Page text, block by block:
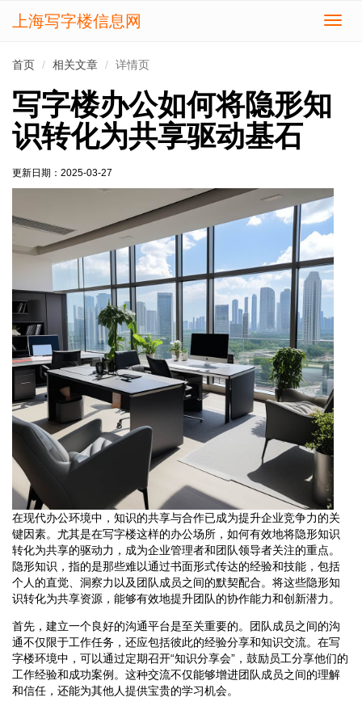
切
上海写字楼信息网
首页 相关文章 详情页
写字楼办公如何将隐形知
识转化为共享驱动基石
更新日期： 2025-03-27
在现代办公环境中，知识的共享与合作已成为提升企业竞争力的关
键因素。尤其是在写字楼这样的办公场所，如何有效地将隐形知识
转化为共享的驱动力，成为企业管理者和团队领导者关注的重点。
隐形知识，指的是那些难以通过书面形式传达的经验和技能，包括
个人的直觉、洞察力以及团队成员之间的默契配合。将这些隐形知
识转化为共享资源，能够有效地提升团队的协作能力和创新潜力。
首先，建立一个良好的沟通平台是至关重要的。团队成员之间的沟
通不仅限于工作任务，还应包括彼此的经验分享和知识交流。在写
字楼环境中，可以通过定期召开“知识分享会”，鼓励员工分享他们的
工作经验和成功案例。这种交流不仅能够增进团队成员之间的理解
和信任，还能为其他人提供宝贵的学习机会。